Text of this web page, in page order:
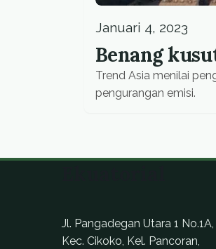
Januari 4, 2023
Benang
Trend Asia menilai
pengurangan emisi.
Jl. Pangadegan Utara 1 No.1A,
Kec. Cikoko, Kel. Pancoran,